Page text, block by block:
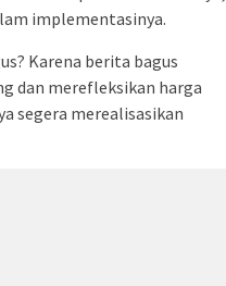
implementasinya.
Karena berita bagus
dan merefleksikan harga
segera merealisasikan